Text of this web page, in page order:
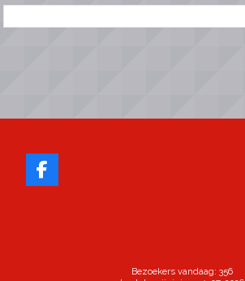
Bezoekers vandaag: 356